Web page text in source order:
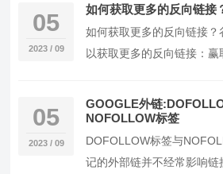
05
2023 / 09
如何获取更多的反向链接
如何获取更多的反向链接
以获取更多的反向链接：赢
谷歌等搜索引擎、社交媒体
容，并将其链接到你的…
05
2023 / 09
GOOGLE外链
NOFOLLOW标签
DOFOLLOW标签与
记的外部链并不经常影响